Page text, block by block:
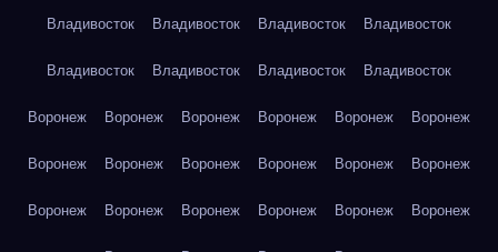
Владивосток Владивосток Владивосток Владивосток
Владивосток Владивосток Владивосток Владивосток
Воронеж Воронеж Воронеж Воронеж Воронеж Воронеж
Воронеж Воронеж Воронеж Воронеж Воронеж Воронеж
Воронеж Воронеж Воронеж Воронеж Воронеж Воронеж